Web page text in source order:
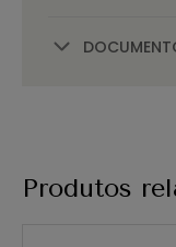
Produtos